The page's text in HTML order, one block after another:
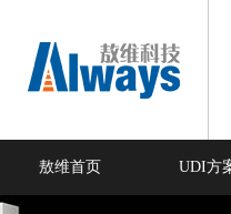
敖维首页 UDI方